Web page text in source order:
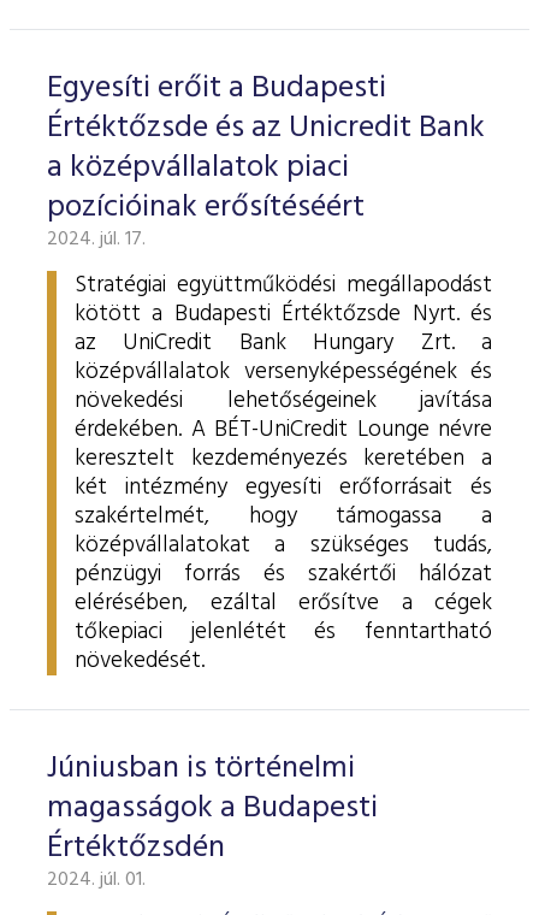
Egyesíti erőit a Budapesti
Értéktőzsde és az Unicredit Bank
a középvállalatok piaci
pozícióinak erősítéséért
2024. júl. 17.
Stratégiai együttműködési megállapodást
kötött a Budapesti Értéktőzsde Nyrt. és
az UniCredit Bank Hungary Zrt. a
középvállalatok versenyképességének és
növekedési lehetőségeinek javítása
érdekében. A BÉT-UniCredit Lounge névre
keresztelt kezdeményezés keretében a
két intézmény egyesíti erőforrásait és
szakértelmét, hogy támogassa a
középvállalatokat a szükséges tudás,
pénzügyi forrás és szakértői hálózat
elérésében, ezáltal erősítve a cégek
tőkepiaci jelenlétét és fenntartható
növekedését.
Júniusban is történelmi
magasságok a Budapesti
Értéktőzsdén
2024. júl. 01.